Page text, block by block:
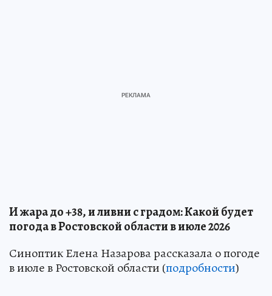
И жара до +38, и ливни с градом: Какой будет
погода в Ростовской области в июле 2026
Синоптик Елена Назарова рассказала о погоде
в июле в Ростовской области (подробности)